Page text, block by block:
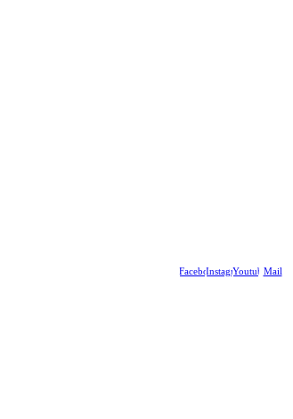
FacebookInstagramYoutubeMail